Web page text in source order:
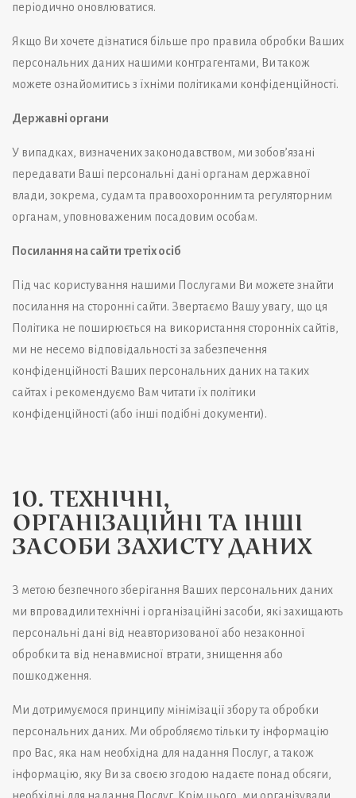
періодично оновлюватися.
Якщо Ви хочете дізнатися більше про правила обробки Ваших
персональних даних нашими контрагентами, Ви також
можете ознайомитись з їхніми політиками конфіденційності.
Державні органи
У випадках, визначених законодавством, ми зобов’язані
передавати Ваші персональні дані органам державної
влади, зокрема, судам та правоохоронним та регуляторним
органам, уповноваженим посадовим особам.
Посилання на сайти третіх осіб
Під час користування нашими Послугами Ви можете знайти
посилання на сторонні сайти. Звертаємо Вашу увагу, що ця
Політика не поширюється на використання сторонніх сайтів,
ми не несемо відповідальності за забезпечення
конфіденційності Ваших персональних даних на таких
сайтах і рекомендуємо Вам читати їх політики
конфіденційності (або інші подібні документи).
10. ТЕХНІЧНІ,
ОРГАНІЗАЦІЙНІ ТА ІНШІ
ЗАСОБИ ЗАХИСТУ ДАНИХ
З метою безпечного зберігання Ваших персональних даних
ми впровадили технічні і організаційні засоби, які захищають
персональні дані від неавторизованої або незаконної
обробки та від ненавмисної втрати, знищення або
пошкодження.
Ми дотримуємося принципу мінімізації збору та обробки
персональних даних. Ми обробляємо тільки ту інформацію
про Вас, яка нам необхідна для надання Послуг, а також
інформацію, яку Ви за своєю згодою надаєте понад обсяги,